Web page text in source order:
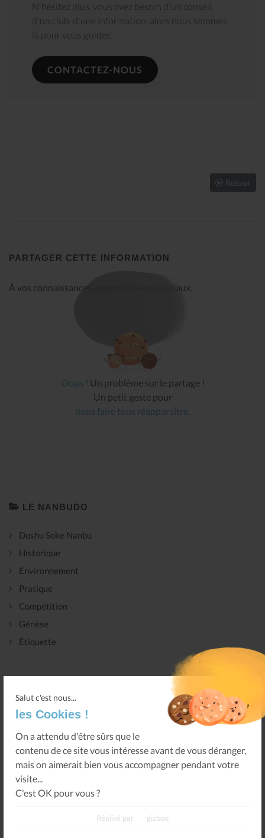
Salut c'est nous...
les Cookies !
On a attendu d'être sûrs que le
contenu de ce site vous intéresse avant de vous déranger,
mais on aimerait bien vous accompagner pendant votre
visite...
C'est OK pour vous ?
Réalisé par gizboo
N'hésitez plus, vous avez besoin d'un conseil,
d'un club, d'une information, alors nous sommes
là pour vous guider.
CONTACTEZ-NOUS
Retour
PARTAGER CETTE INFORMATION
À vos connaissances, sur vos réseaux sociaux.
Oops ! Un problème sur le partage !
Un petit geste pour
nous faire tous réapparaître.
LE NANBUDO
Doshu Soke Nanbu
Historique
Environnement
Pratique
Compétition
Génèse
Étiquette
CLUBS Tout voir